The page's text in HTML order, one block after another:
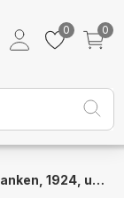
0
0
5 Franken, 1924, unzirkuliert